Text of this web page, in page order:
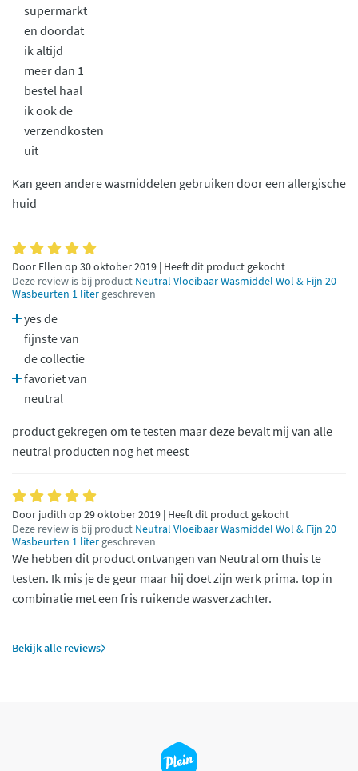
supermarkt
en doordat
ik altijd
meer dan 1
bestel haal
ik ook de
verzendkosten
uit
Kan geen andere wasmiddelen gebruiken door een allergische
huid
Door Ellen op 30 oktober 2019 | Heeft dit product gekocht
Deze review is bij product Neutral Vloeibaar Wasmiddel Wol & Fijn 20
Wasbeurten 1 liter geschreven
yes de
fijnste van
de collectie
favoriet van
neutral
product gekregen om te testen maar deze bevalt mij van alle
neutral producten nog het meest
Door judith op 29 oktober 2019 | Heeft dit product gekocht
Deze review is bij product Neutral Vloeibaar Wasmiddel Wol & Fijn 20
Wasbeurten 1 liter geschreven
We hebben dit product ontvangen van Neutral om thuis te
testen. Ik mis je de geur maar hij doet zijn werk prima. top in
combinatie met een fris ruikende wasverzachter.
Bekijk alle reviews